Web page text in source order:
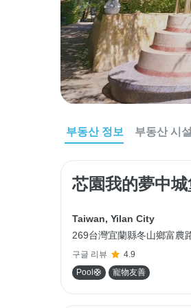
부동산 정보 부동산 시설
芯園我的夢中城
Taiwan, Yilan City
269台灣宜蘭縣冬山鄉富農
구글 리뷰
4.9
Pool🛟
寵物友善